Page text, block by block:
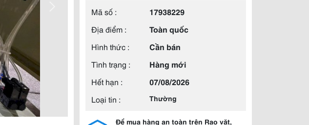
Mã số :
17938229
Địa điểm :
Toàn quốc
Hình thức :
Cần bán
Tình trạng :
Hàng mới
Hết hạn :
07/08/2026
Loại tin :
Thường
Để mua hàng an toàn trên Rao vặt,